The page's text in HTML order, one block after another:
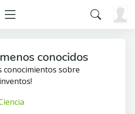
conocidos
conocimientos sobre